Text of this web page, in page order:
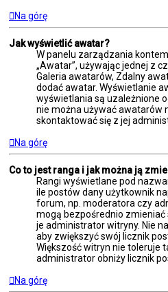
Na górę
Jak wyświetlić awatar?
W panelu zarządzania
„Awatar”, używając jednej z
Galeria awatarów, Zdalny
dodać awatar. Wyświetlanie
wyświetlania są uzależnione
nie można używać awatarów
skontaktować się z jej
Na górę
Co to jest ranga i jak można ją
Rangi wyświetlane pod
ile postów dany użytkownik
forum, np. moderatora czy
mogą bezpośrednio
je administrator witryny. Nie
aby zwiększyć swój licznik
Większość witryn nie toleruje
administrator obniży licznik
Na górę